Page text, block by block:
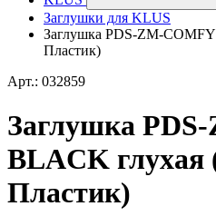
Заглушки для KLUS
Заглушка PDS-ZM-
Пластик)
Арт.: 032859
Заглушка
BLACK
Пластик)